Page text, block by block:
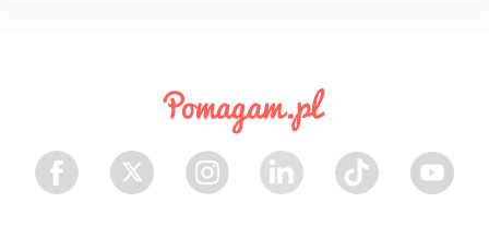
Facebook Twitter Instagram LinkedIn TikTok Youtube